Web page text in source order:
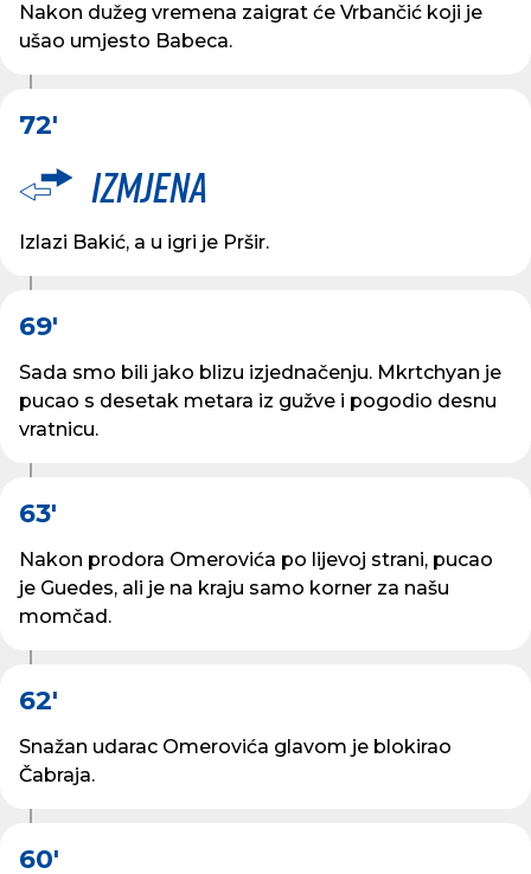
Nakon dužeg vremena zaigrat će Vrbančić koji je
ušao umjesto Babeca.
72'
Izmjena
Izlazi Bakić, a u igri je Pršir.
69'
Sada smo bili jako blizu izjednačenju. Mkrtchyan je
pucao s desetak metara iz gužve i pogodio desnu
vratnicu.
63'
Nakon prodora Omerovića po lijevoj strani, pucao
je Guedes, ali je na kraju samo korner za našu
momčad.
62'
Snažan udarac Omerovića glavom je blokirao
Čabraja.
60'